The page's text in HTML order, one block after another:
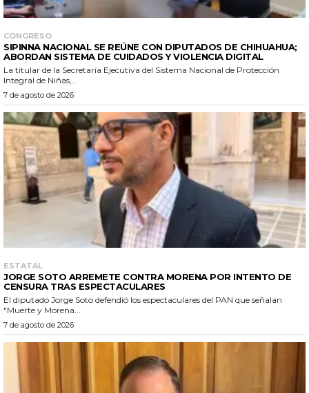
CONGRESO
SIPINNA NACIONAL SE REÚNE CON DIPUTADOS DE CHIHUAHUA;
ABORDAN SISTEMA DE CUIDADOS Y VIOLENCIA DIGITAL
La titular de la Secretaría Ejecutiva del Sistema Nacional de Protección
Integral de Niñas,...
7 de agosto de 2026
ESTATAL
JORGE SOTO ARREMETE CONTRA MORENA POR INTENTO DE
CENSURA TRAS ESPECTACULARES
El diputado Jorge Soto defendió los espectaculares del PAN que señalan
"Muerte y Morena...
7 de agosto de 2026